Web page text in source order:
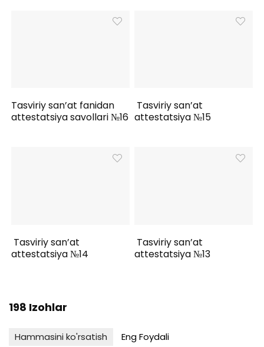
Tasviriy san’at fanidan
attestatsiya savollari №16
Tasviriy san’at
attestatsiya №15
Tasviriy san’at
attestatsiya №14
Tasviriy san’at
attestatsiya №13
198 Izohlar
Hammasini ko'rsatish
Eng Foydali